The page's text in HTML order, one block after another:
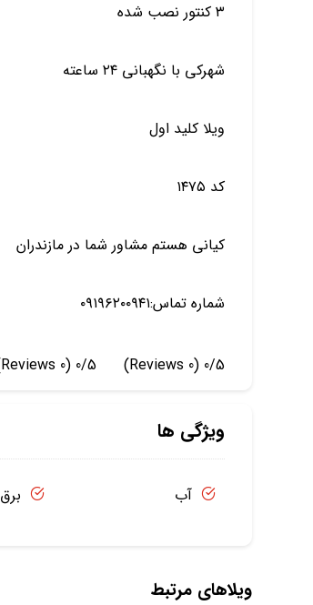
۳ کنتور نصب شده
شهرکی با نگهبانی ۲۴ ساعته
ویلا کلید اول
کد ۱۴۷۵
کیانی هستم مشاور شما در مازندران
شماره تماس:۰۹۱۹۶۲۰۰۹۴۱
0/5
(0 Reviews)
0/5
(0 Reviews)
ویژگی ها
آب برق
ویلاهای مرتبط